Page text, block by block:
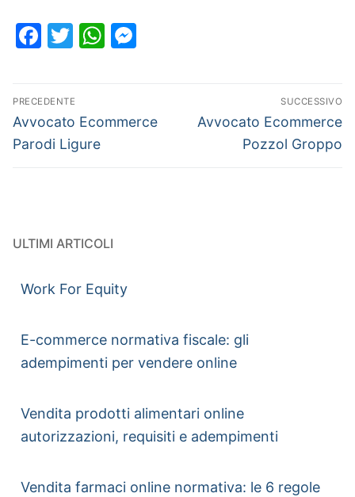
Facebook
TwitterWhatsApp
PRECEDENTE
Avvocato Ecommerce
Parodi Ligure
SUCCESSIVO
Avvocato Ecommerce
Pozzol Groppo
ULTIMI ARTICOLI
Work For Equity
E-commerce normativa fiscale: gli
adempimenti per vendere online
Vendita prodotti alimentari online
autorizzazioni, requisiti e adempimenti
Vendita farmaci online normativa: le 6 regole